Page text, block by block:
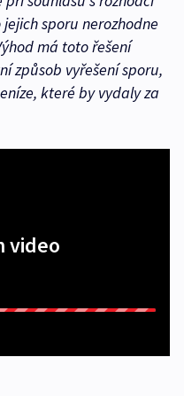
sporu nerozhodne
má toto řešení
způsob vyřešení sporu,
které by vydaly za
video